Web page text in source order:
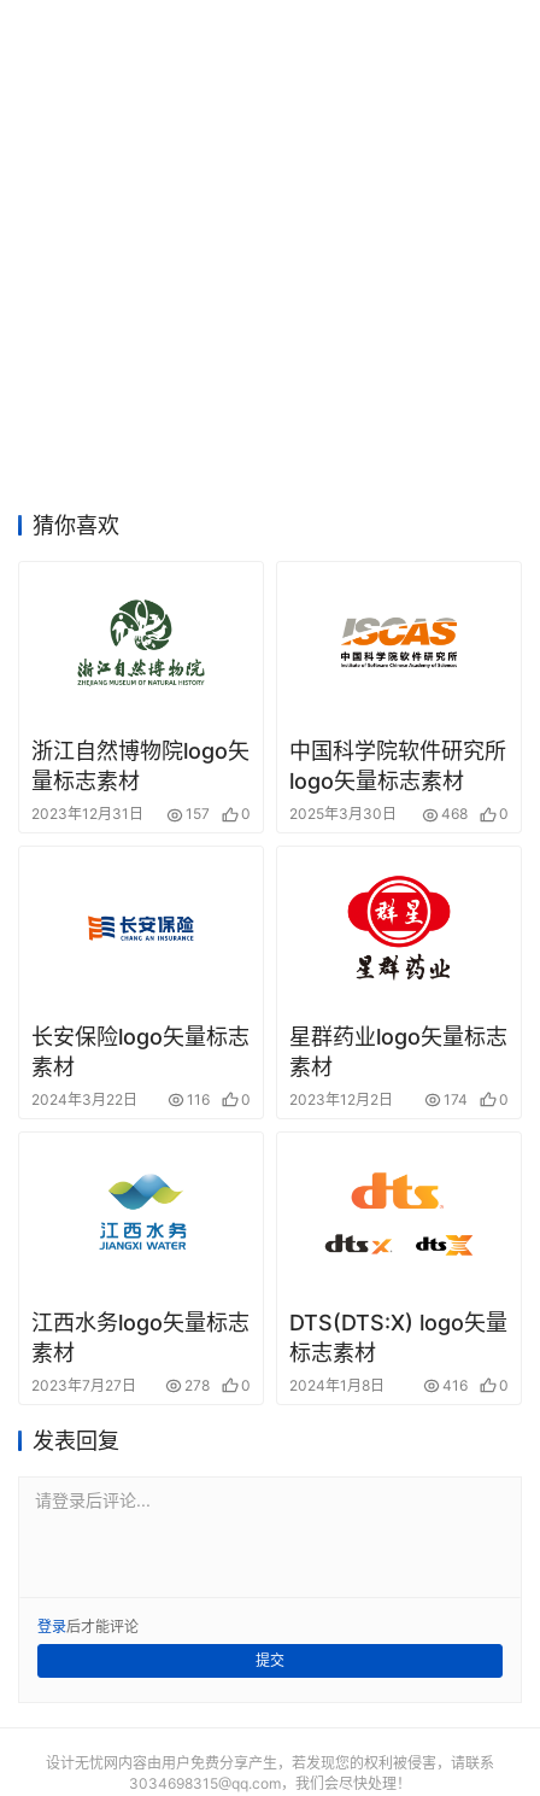
材
猜你喜欢
浙江自然博物院logo矢
量标志素材
2023年12月31日 157 0
中国科学院软件研究所
logo矢量标志素材
2025年3月30日 468 0
长安保险logo矢量标志
素材
2024年3月22日 116 0
星群药业logo矢量标志
素材
2023年12月2日 174 0
江西水务logo矢量标志
素材
2023年7月27日 278 0
DTS(DTS:X) logo矢量
标志素材
2024年1月8日 416 0
发表回复
请登录后评论...
登录后才能评论
提交
设计无忧网内容由用户免费分享产生，若发现您的权利被侵害，请联系
3034698315@qq.com，我们会尽快处理！